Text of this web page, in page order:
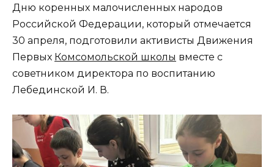
Дню коренных малочисленных народов
Российской Федерации, который отмечается
30 апреля, подготовили активисты Движения
Первых Комсомольской школы вместе с
советником директора по воспитанию
Лебединской И. В.